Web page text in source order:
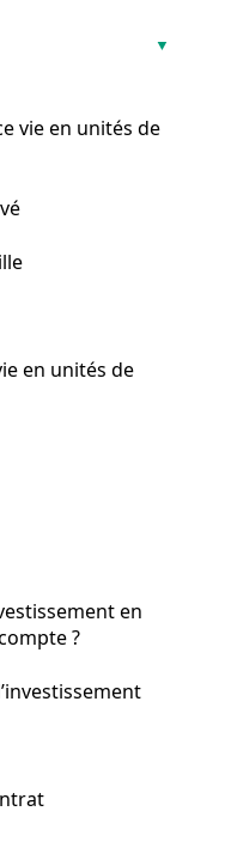
vie en unités de
en unités de
en
?